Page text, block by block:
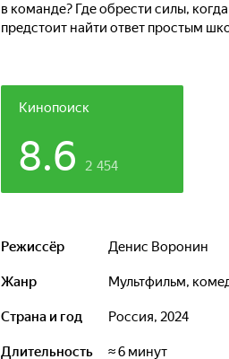
в команде? Где обрести силы,
предстоит найти ответ простым
Кинопоиск
8.6 2 454
Режиссёр Денис Воронин
Жанр мультфильм,
Страна и год Россия, 2024
Длительность ≈ 6 минут